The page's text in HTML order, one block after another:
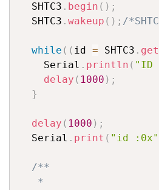
  SHTC3
. begin ( ) ;
  SHTC3
. wakeup ( ) ; /
while ( ( id = SHTC3 .
    Serial
. println ( "ID
delay ( 1000 ) ;
}
delay ( 1000 ) ;
  Serial
. print ( "id :0x"
/**
   *